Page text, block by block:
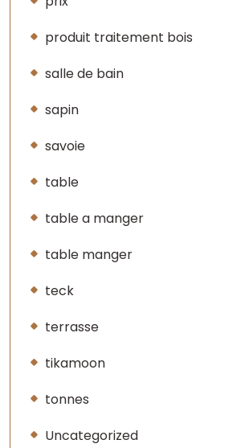
produit traitement bois
salle de bain
sapin
savoie
table
table a manger
table manger
teck
terrasse
tikamoon
tonnes
Uncategorized